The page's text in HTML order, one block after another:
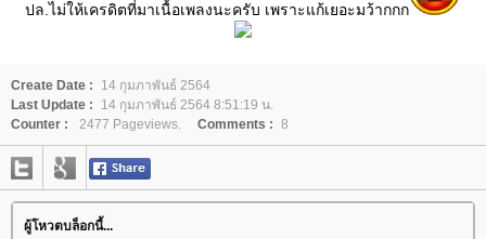
ปล.ไม่ให้เครดิตที่มาเนื้อเพลงนะครับ เพราะแก้เยอะมว้ากกก
Create Date :
14 กุมภาพันธ์ 2564
Last Update :
14 กุมภาพันธ์ 2564 8:51:19 น.
Counter :
2477 Pageviews. Comments : 8
ผู้โหวตบล็อกนี้...